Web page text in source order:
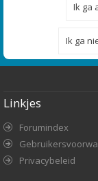
Linkjes
Forumindex
Privacybeleid